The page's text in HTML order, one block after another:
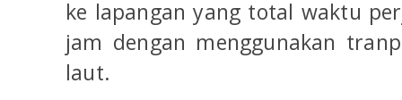
ke lapangan yang total waktu
jam dengan menggunakan
laut.